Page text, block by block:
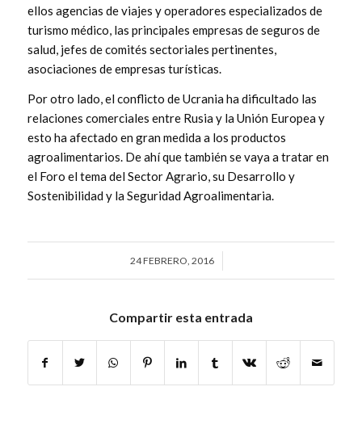
ellos agencias de viajes y operadores especializados de
turismo médico, las principales empresas de seguros de
salud, jefes de comités sectoriales pertinentes,
asociaciones de empresas turísticas.
Por otro lado, el conflicto de Ucrania ha dificultado las
relaciones comerciales entre Rusia y la Unión Europea y
esto ha afectado en gran medida a los productos
agroalimentarios. De ahí que también se vaya a tratar en
el Foro el tema del Sector Agrario, su Desarrollo y
Sostenibilidad y la Seguridad Agroalimentaria.
24 FEBRERO, 2016
/
Compartir esta entrada